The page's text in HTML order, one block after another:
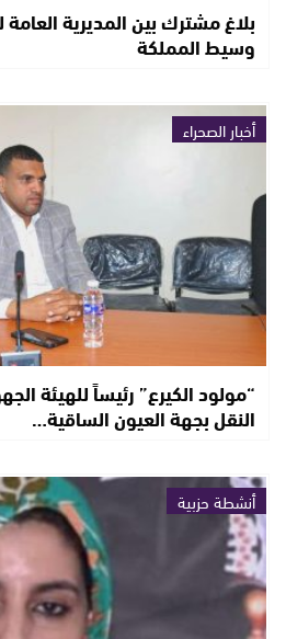
بلاغ مشترك بين المديرية
وسيط المملكة
أخبار الصحراء
“مولود الكيرع” رئيساً للهيئة
النقل بجهة العيون الساقية…
أنشطة حزبية